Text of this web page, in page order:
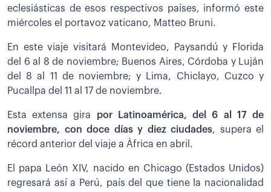
eclesiásticas de esos respectivos países, informó este
miércoles el portavoz vaticano, Matteo Bruni.
En este viaje visitará Montevideo, Paysandú y Florida
del 6 al 8 de noviembre; Buenos Aires, Córdoba y Luján
del 8 al 11 de noviembre; y Lima, Chiclayo, Cuzco y
Pucallpa del 11 al 17 de noviembre.
Esta extensa gira por Latinoamérica, del 6 al 17 de
noviembre, con doce días y diez ciudades, supera el
récord anterior del viaje a África en abril.
El papa León XIV, nacido en Chicago (Estados Unidos)
regresará así a Perú, país del que tiene la nacionalidad